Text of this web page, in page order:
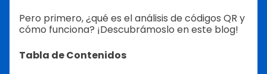
Pero primero, ¿qué es el análisis de códigos QR y
cómo funciona? ¡Descubrámoslo en este blog!
Tabla de Contenidos